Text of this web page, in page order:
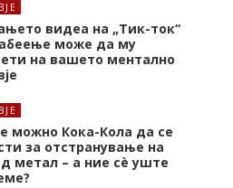
видеа на „Тик-ток“
може да му
на вашето ментално
можно Кока-Кола да се
за отстранување на
метал – а ние сè уште